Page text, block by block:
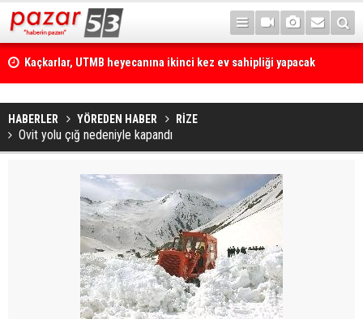
Kaçkarlar, UTMB heyecanına ikinci kez ev sahipliği yapacak
HABERLER YÖREDEN HABER RİZE
Ovit yolu çığ nedeniyle kapandı